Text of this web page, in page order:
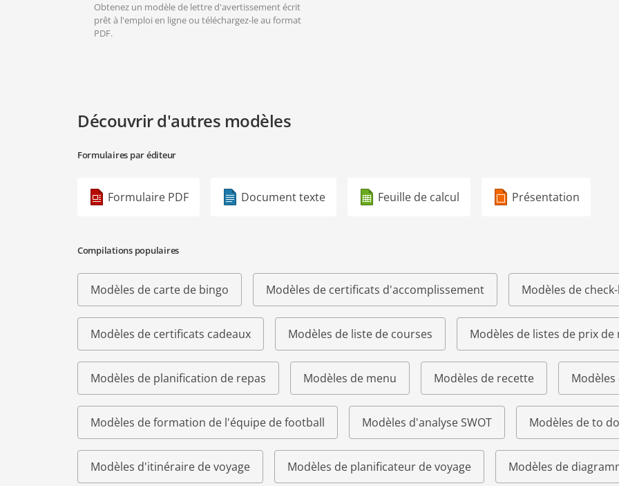
Obtenez un modèle de lettre d'avertissement écrit
prêt à l'emploi en ligne ou téléchargez-le au format
PDF.
Découvrir d'autres modèles
Formulaires par éditeur
Formulaire PDF Document texte Feuille de calcul Présentation
Compilations populaires
Modèles de carte de bingo Modèles de certificats d'accomplissement Modèles de
Modèles de certificats cadeaux Modèles de liste de courses Modèles de listes de prix de
Modèles de planification de repas Modèles de menu Modèles de recette Modèles
Modèles de formation de l'équipe de football Modèles d'analyse SWOT Modèles de to
Modèles d'itinéraire de voyage Modèles de planificateur de voyage Modèles de